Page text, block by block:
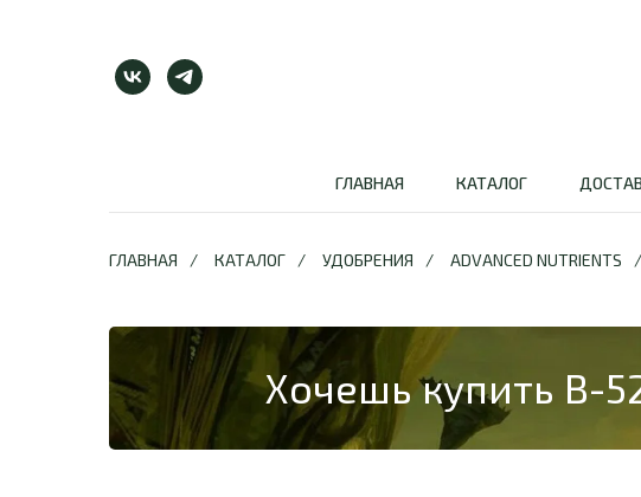
ГЛАВНАЯ КАТАЛОГ
ГЛАВНАЯ / КАТАЛОГ / УДОБРЕНИЯ / ADVANCED NUTRIENTS /
Хочешь купить B-